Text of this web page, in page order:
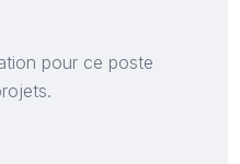
pour ce poste